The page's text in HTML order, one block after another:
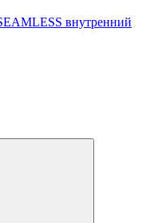
внутренний